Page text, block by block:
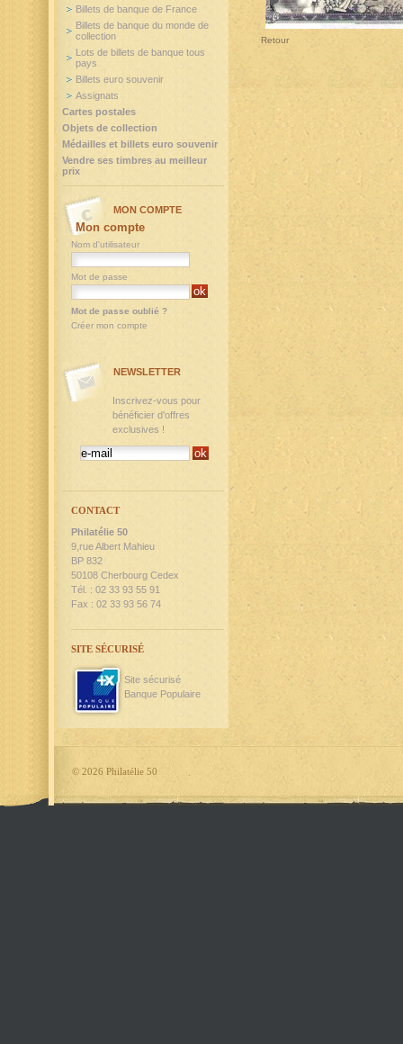
Retour
Billets de banque de France
Billets de banque du monde de
collection
Lots de billets de banque tous
pays
Billets euro souvenir
Assignats
Cartes postales
Objets de collection
Médailles et billets euro souvenir
Vendre ses timbres au meilleur
prix
MON COMPTE
Mon compte
Nom d'utilisateur
Mot de passe
Mot de passe oublié ?
Créer mon compte
NEWSLETTER
Inscrivez-vous pour
bénéficier d'offres
exclusives !
CONTACT
Philatélie 50
9,rue Albert Mahieu
BP 832
50108 Cherbourg Cedex
Tél. : 02 33 93 55 91
Fax : 02 33 93 56 74
SITE SÉCURISÉ
Site sécurisé
Banque Populaire
© 2026 Philatélie 50